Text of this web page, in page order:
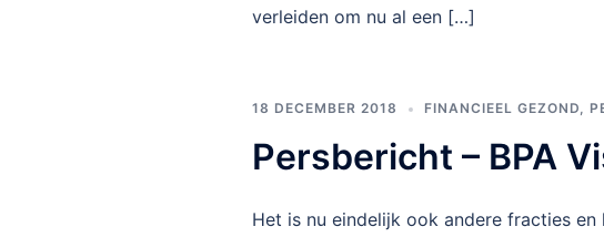
verleiden om nu al een […]
18 DECEMBER 2018 FINANCIEEL GEZOND,
Persbericht – BPA
Het is nu eindelijk ook andere fracties